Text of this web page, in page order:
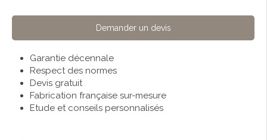
Demander un devis
Garantie décennale
Respect des normes
Devis gratuit
Fabrication française sur-mesure
Etude et conseils personnalisés